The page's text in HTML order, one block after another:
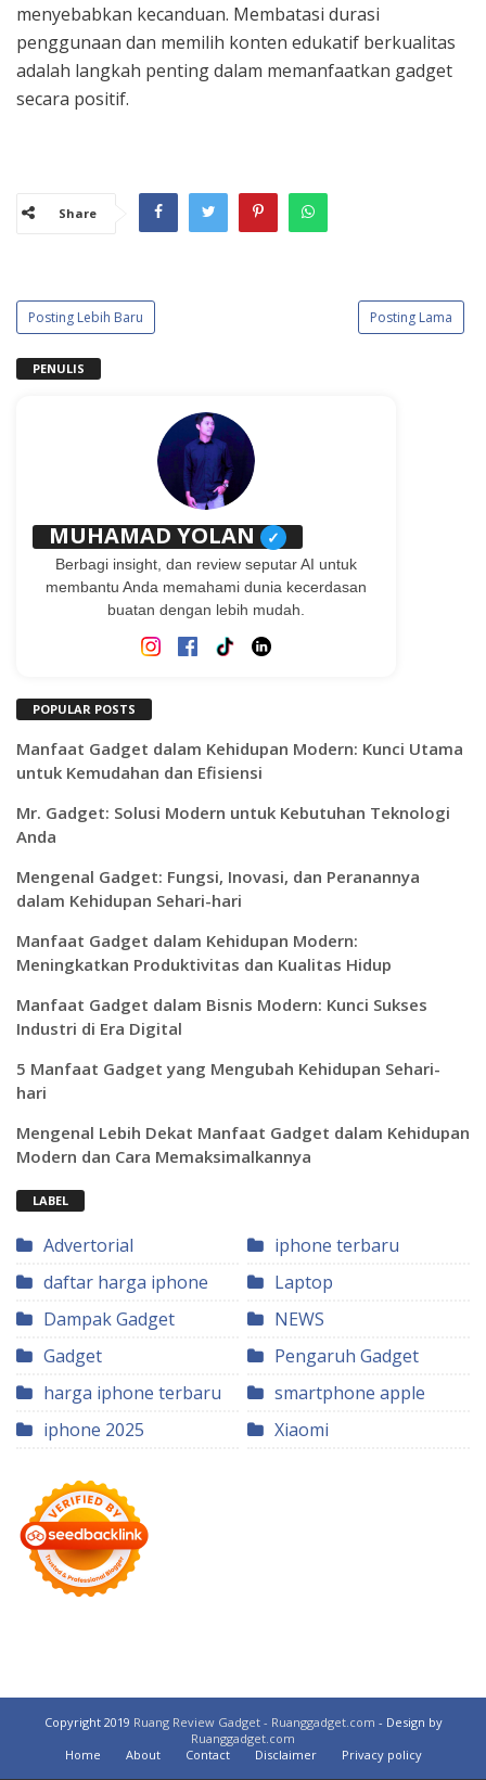
menyebabkan kecanduan. Membatasi durasi
penggunaan dan memilih konten edukatif berkualitas
adalah langkah penting dalam memanfaatkan gadget
secara positif.
Share
Posting Lebih Baru Posting Lama
PENULIS
MUHAMAD YOLAN ✓
Berbagi insight, dan review seputar AI untuk
membantu Anda memahami dunia kecerdasan
buatan dengan lebih mudah.
POPULAR POSTS
Manfaat Gadget dalam Kehidupan Modern: Kunci Utama
untuk Kemudahan dan Efisiensi
Mr. Gadget: Solusi Modern untuk Kebutuhan Teknologi
Anda
Mengenal Gadget: Fungsi, Inovasi, dan Peranannya
dalam Kehidupan Sehari-hari
Manfaat Gadget dalam Kehidupan Modern:
Meningkatkan Produktivitas dan Kualitas Hidup
Manfaat Gadget dalam Bisnis Modern: Kunci Sukses
Industri di Era Digital
5 Manfaat Gadget yang Mengubah Kehidupan Sehari-
hari
Mengenal Lebih Dekat Manfaat Gadget dalam Kehidupan
Modern dan Cara Memaksimalkannya
LABEL
Advertorial
daftar harga iphone
Dampak Gadget
Gadget
harga iphone terbaru
iphone 2025
iphone terbaru
Laptop
NEWS
Pengaruh Gadget
smartphone apple
Xiaomi
Copyright 2019 Ruang Review Gadget - Ruanggadget.com - Design by
Ruanggadget.com
Home
About Contact Disclaimer Privacy policy